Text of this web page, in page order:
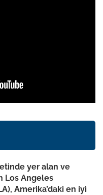
yer alan ve
Los Angeles
Amerika’daki en iyi